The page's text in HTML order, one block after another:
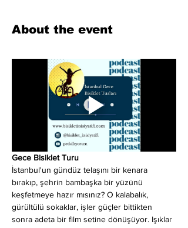
About the event
Gece Bisiklet Turu
İstanbul'un gündüz telaşını bir kenara
bırakıp, şehrin bambaşka bir yüzünü
keşfetmeye hazır mısınız? O kalabalık,
gürültülü sokaklar, işler güçler bittikten
sonra adeta bir film setine dönüşüyor. Işıklar